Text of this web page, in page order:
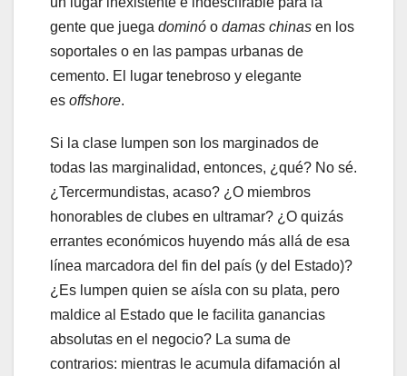
gente que juega dominó o damas chinas en los
soportales o en las pampas urbanas de
cemento. El lugar tenebroso y elegante
es offshore.
Si la clase lumpen son los marginados de
todas las marginalidad, entonces, ¿qué? No sé.
¿Tercermundistas, acaso? ¿O miembros
honorables de clubes en ultramar? ¿O quizás
errantes económicos huyendo más allá de esa
línea marcadora del fin del país (y del Estado)?
¿Es lumpen quien se aísla con su plata, pero
maldice al Estado que le facilita ganancias
absolutas en el negocio? La suma de
contrarios: mientras le acumula difamación al